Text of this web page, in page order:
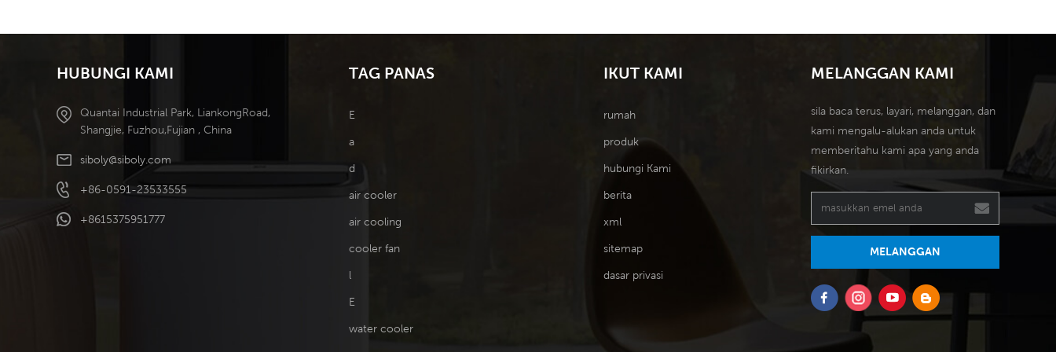
Penyejukan
Menggunakan pad penyejuk 5090,
industri.
penyejukan terkemuka industri.
Menggunakan pad penyejuk 5090,
besar 5090, prestasi penyejukan
HUBUNGI KAMI
Quantai Industrial Park, LiankongRoad,
Shangjie, Fuzhou,Fujian , China
siboly@siboly.com
+86-0591-23533555
+8615375951777
TAG PANAS
E
a
d
air cooler
air cooling
cooler fan
l
E
water cooler
IKUT KAMI
rumah
produk
hubungi Kami
berita
xml
sitemap
dasar privasi
MELANGGAN KAMI
sila baca terus, layari, melanggan, dan
kami mengalu-alukan anda untuk
memberitahu kami apa yang anda
fikirkan.
MELANGGAN